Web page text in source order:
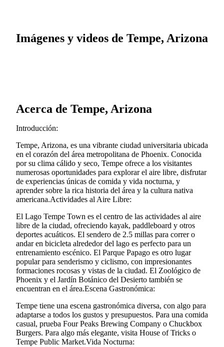
Imágenes y videos de Tempe, Arizona
Acerca de Tempe, Arizona
Introducción:
Tempe, Arizona, es una vibrante ciudad universitaria ubicada
en el corazón del área metropolitana de Phoenix. Conocida
por su clima cálido y seco, Tempe ofrece a los visitantes
numerosas oportunidades para explorar el aire libre, disfrutar
de experiencias únicas de comida y vida nocturna, y
aprender sobre la rica historia del área y la cultura nativa
americana.Actividades al Aire Libre:
El Lago Tempe Town es el centro de las actividades al aire
libre de la ciudad, ofreciendo kayak, paddleboard y otros
deportes acuáticos. El sendero de 2.5 millas para correr o
andar en bicicleta alrededor del lago es perfecto para un
entrenamiento escénico. El Parque Papago es otro lugar
popular para senderismo y ciclismo, con impresionantes
formaciones rocosas y vistas de la ciudad. El Zoológico de
Phoenix y el Jardín Botánico del Desierto también se
encuentran en el área.Escena Gastronómica:
Tempe tiene una escena gastronómica diversa, con algo para
adaptarse a todos los gustos y presupuestos. Para una comida
casual, prueba Four Peaks Brewing Company o Chuckbox
Burgers. Para algo más elegante, visita House of Tricks o
Tempe Public Market.Vida Nocturna: